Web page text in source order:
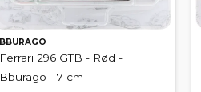
BBURAGO
Ferrari 296 GTB - Rød -
Bburago - 7 cm